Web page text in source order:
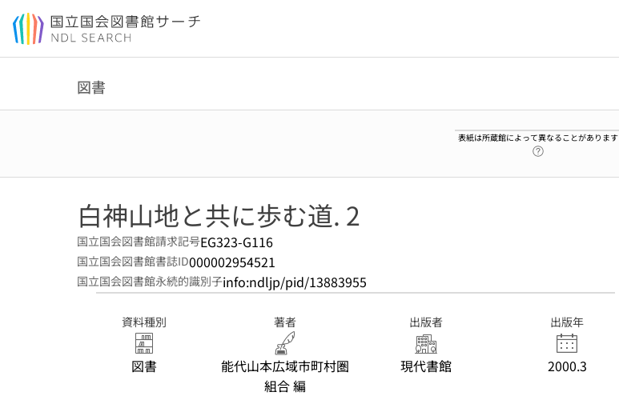
本文へ移動
図書
表紙は所蔵館によって異なることがあります
白神山地と共に歩む道. 2
国立国会図書館請求記号EG323-G116
国立国会図書館書誌ID000002954521
国立国会図書館永続的識別子info:ndljp/pid/13883955
資料種別
図書
著者
能代山本広域市町村圏
組合 編
出版者
現代書館
出版年
2000.3